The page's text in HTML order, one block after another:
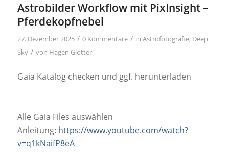
Astrobilder Workflow mit PixInsight –
Pferdekopfnebel
27. Dezember 2025 / 0 Kommentare / in Astrofotografie, Deep
Sky / von Hagen Glötter
Gaia Katalog checken und ggf. herunterladen
Alle Gaia Files auswählen
Anleitung: https://www.youtube.com/watch?
v=q1kNaifP8eA